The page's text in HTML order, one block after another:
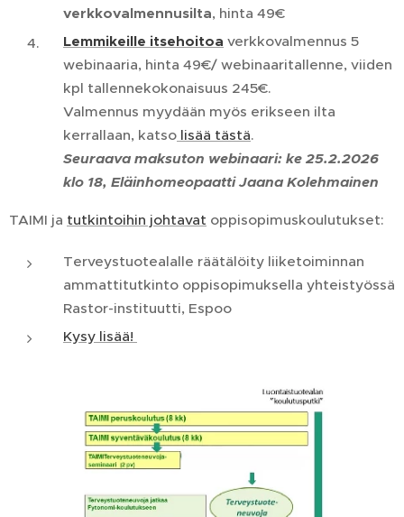
verkkovalmennusilta, hinta 49€
Lemmikeille itsehoitoa verkkovalmennus 5
webinaaria, hinta 49€/ webinaaritallenne, viiden
kpl tallennekokonaisuus 245€.
Valmennus myydään myös erikseen ilta
kerrallaan, katso lisää tästä.
Seuraava maksuton webinaari: ke 25.2.2026
klo 18, Eläinhomeopaatti Jaana Kolehmainen
TAIMI ja tutkintoihin johtavat oppisopimuskoulutukset:
Terveystuotealalle räätälöity liiketoiminnan
ammattitutkinto oppisopimuksella yhteistyössä
Rastor-instituutti, Espoo
Kysy lisää!